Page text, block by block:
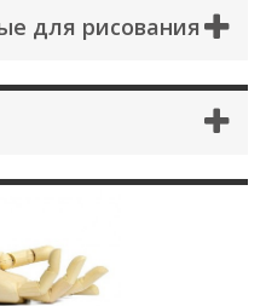
для рисования